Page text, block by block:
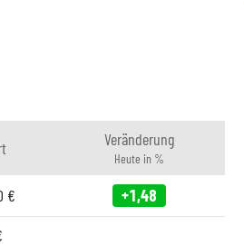
Veränderung
Heute in %
€
+1,48